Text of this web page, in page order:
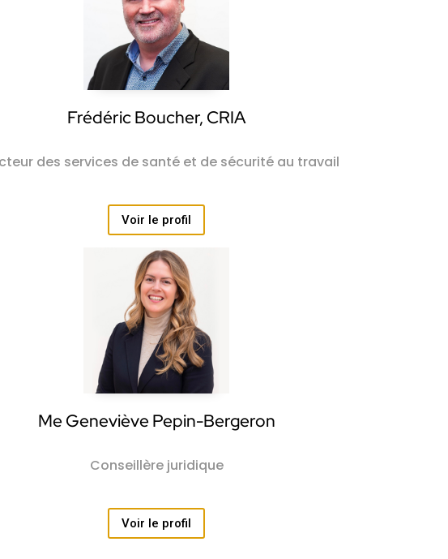
Frédéric Boucher, CRIA
des services de santé et de sécurité au travail
Voir le profil
Me Geneviève Pepin-Bergeron
Conseillère juridique
Voir le profil